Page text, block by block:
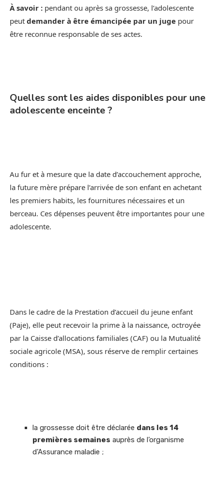
À savoir : pendant ou après sa grossesse, l’adolescente
peut demander à être émancipée par un juge pour
être reconnue responsable de ses actes.
Quelles sont les aides disponibles pour une
adolescente enceinte ?
Au fur et à mesure que la date d’accouchement approche,
la future mère prépare l’arrivée de son enfant en achetant
les premiers habits, les fournitures nécessaires et un
berceau. Ces dépenses peuvent être importantes pour une
adolescente.
Dans le cadre de la Prestation d’accueil du jeune enfant
(Paje), elle peut recevoir la prime à la naissance, octroyée
par la Caisse d’allocations familiales (CAF) ou la Mutualité
sociale agricole (MSA), sous réserve de remplir certaines
conditions :
la grossesse doit être déclarée dans les 14
premières semaines auprès de l’organisme
d’Assurance maladie ;